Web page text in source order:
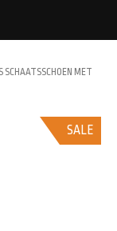
SCHAATSSCHOEN MET
SALE